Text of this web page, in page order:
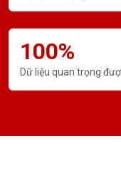
100%
Dữ liệu quan trọng